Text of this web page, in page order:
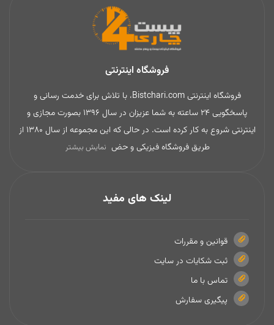
فروشگاه اینترنتی
فروشگاه اینترنتی Bistchari.com، با تلاش برای خدمت رسانی و
پاسخگویی 24 ساعته به شما عزیزان در سال 1396 بصورت مجازی و
اینترنتی شروع به کار کرده است. در حالی که این مجموعه از سال 1380 از
طریق فروشگاه فیزیکی و حض نمایش بیشتر
لینک های مفید
قوانین و مقررات
ثبت شکایات در سایت
تماس با ما
پیگیری سفارش